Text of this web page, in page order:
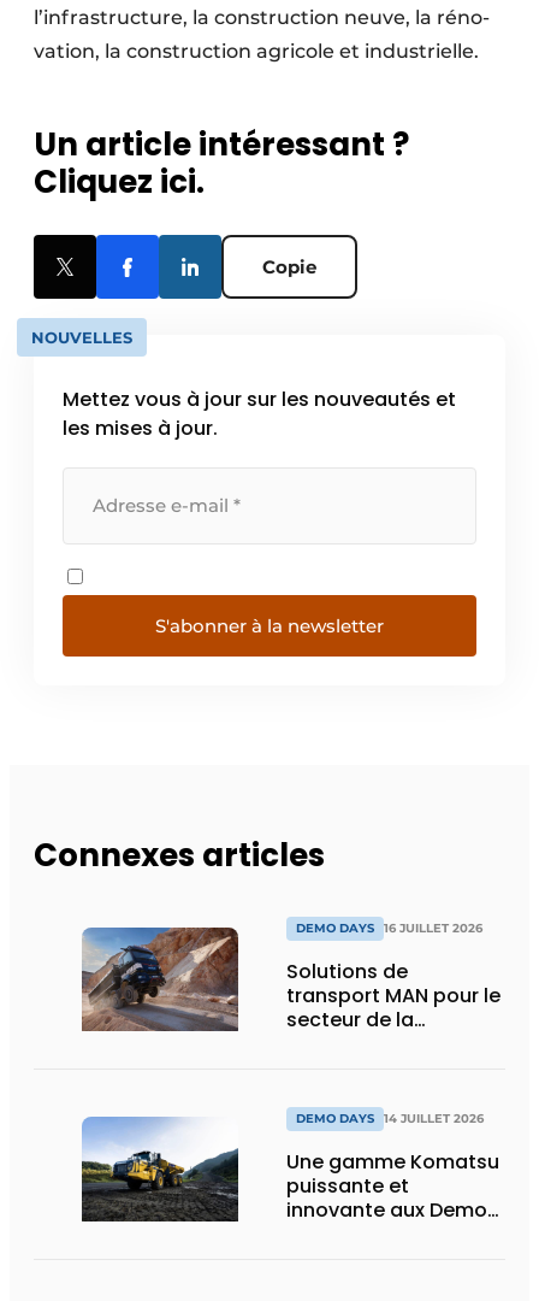
l’infrastructure, la construction neuve, la réno­
vation, la construction agricole et industrielle.
Un article intéressant ?
Cliquez ici.
Copie
NOUVELLES
Mettez vous à jour sur les nouveautés et
les mises à jour.
S'abonner à la newsletter
Connexes articles
DEMO DAYS 16 JUILLET 2026
Solutions de
transport MAN pour le
secteur de la
DEMO DAYS 14 JUILLET 2026
Une gamme Komatsu
puissante et
innovante aux Demo